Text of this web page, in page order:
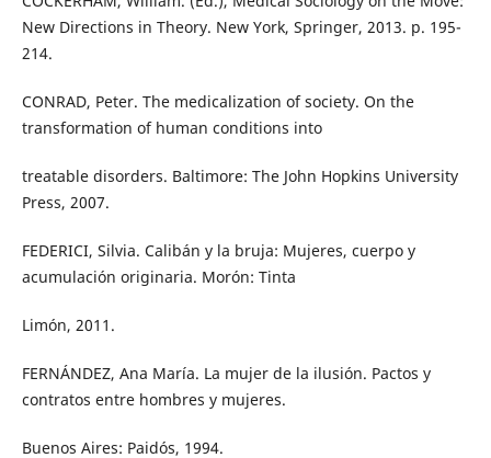
New Directions in Theory. New York, Springer, 2013. p. 195-
214.
CONRAD, Peter. The medicalization of society. On the
transformation of human conditions into
treatable disorders. Baltimore: The John Hopkins University
Press, 2007.
FEDERICI, Silvia. Calibán y la bruja: Mujeres, cuerpo y
acumulación originaria. Morón: Tinta
Limón, 2011.
FERNÁNDEZ, Ana María. La mujer de la ilusión. Pactos y
contratos entre hombres y mujeres.
Buenos Aires: Paidós, 1994.